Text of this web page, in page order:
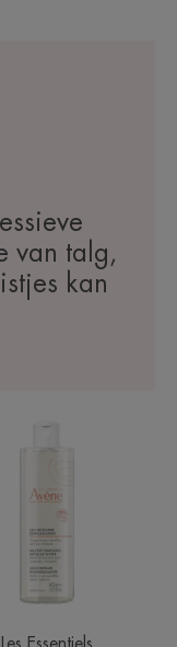
van talg,
kan